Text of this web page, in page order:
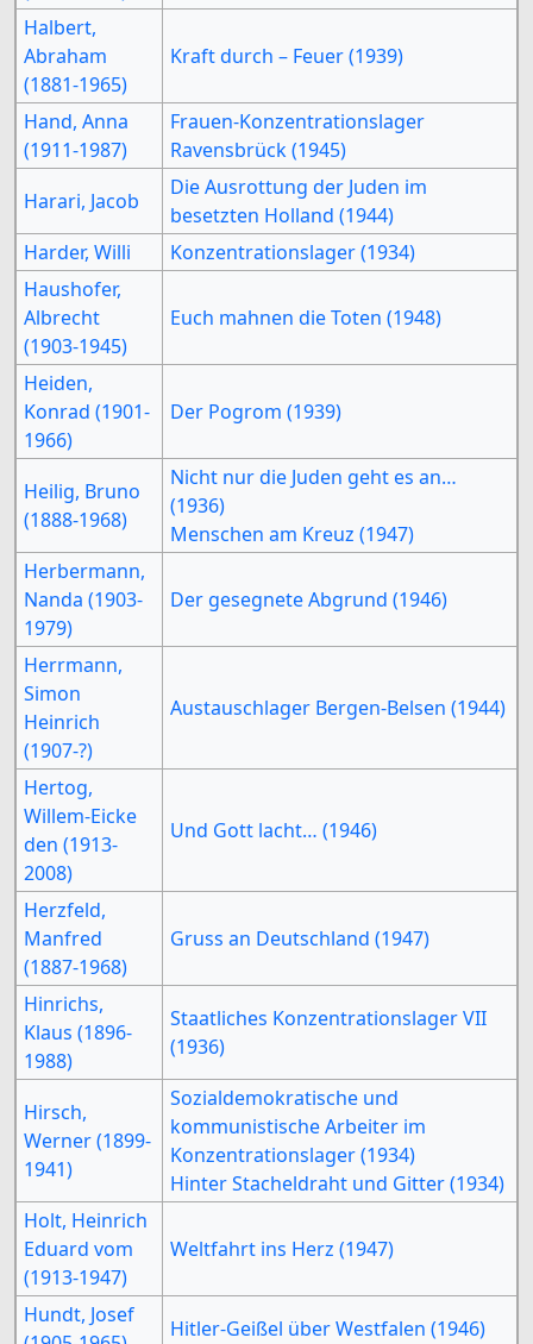
Halbert,
Abraham
(1881-1965)
Kraft durch – Feuer (1939)
Hand, Anna
(1911-1987)
Frauen-Konzentrationslager
Ravensbrück (1945)
Harari, Jacob
Die Ausrottung der Juden im
besetzten Holland (1944)
Harder, Willi
Konzentrationslager (1934)
Haushofer,
Albrecht
(1903-1945)
Euch mahnen die Toten (1948)
Heiden,
Konrad (1901-
1966)
Der Pogrom (1939)
Heilig, Bruno
(1888-1968)
Nicht nur die Juden geht es an…
(1936)
Menschen am Kreuz (1947)
Herbermann,
Nanda (1903-
1979)
Der gesegnete Abgrund (1946)
Herrmann,
Simon
Heinrich
(1907-?)
Austauschlager Bergen-Belsen (1944)
Hertog,
Willem-Eicke
den (1913-
2008)
Und Gott lacht… (1946)
Herzfeld,
Manfred
(1887-1968)
Gruss an Deutschland (1947)
Hinrichs,
Klaus (1896-
1988)
Staatliches Konzentrationslager VII
(1936)
Hirsch,
Werner (1899-
1941)
Sozialdemokratische und
kommunistische Arbeiter im
Konzentrationslager (1934)
Hinter Stacheldraht und Gitter (1934)
Holt, Heinrich
Eduard vom
(1913-1947)
Weltfahrt ins Herz (1947)
Hundt, Josef
Hitler-Geißel über Westfalen (1946)